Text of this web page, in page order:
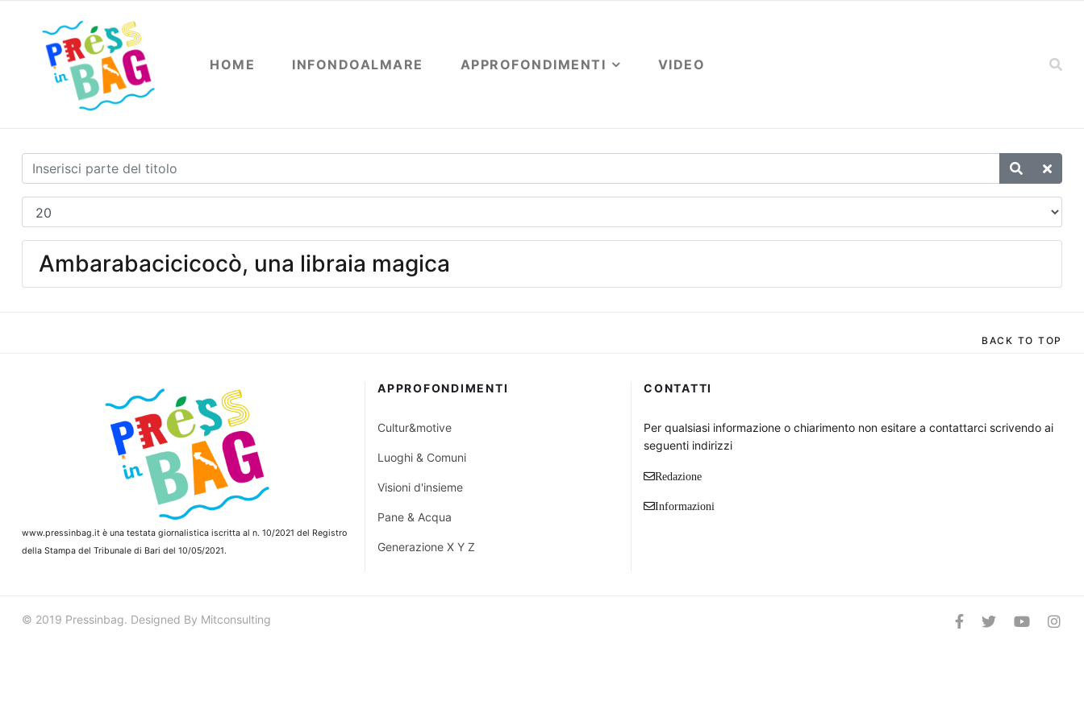
HOME INFONDOALMARE APPROFONDIMENTI VIDEO
Ambarabacicicocò, una libraia magica
BACK TO TOP
www.pressinbag.it è una testata giornalistica iscritta al n. 10/2021 del Registro
della Stampa del Tribunale di Bari del 10/05/2021.
APPROFONDIMENTI
Cultur&motive
Luoghi & Comuni
Visioni d'insieme
Pane & Acqua
Generazione X Y Z
CONTATTI
Per qualsiasi informazione o chiarimento non esitare a contattarci scrivendo ai
seguenti indirizzi
Redazione
Informazioni
© 2019 Pressinbag. Designed By Mitconsulting